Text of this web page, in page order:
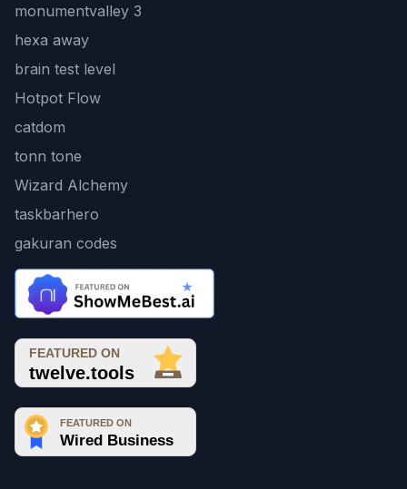
monumentvalley 3
hexa away
brain test level
Hotpot Flow
catdom
tonn tone
Wizard Alchemy
taskbarhero
gakuran codes